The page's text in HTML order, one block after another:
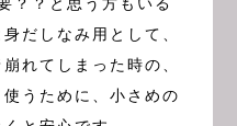
？？と思う方もいる
だしなみ用として、
れてしまった時の、
うために、小さめの